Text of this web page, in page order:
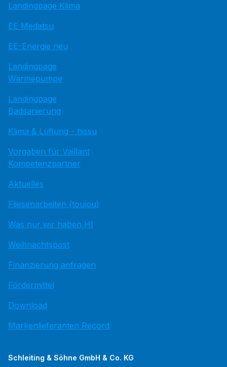
Landingpage Klima
EE Medatsu
EE-Energie neu
Landingpage
Wärmepumpe
Landingpage
Badsanierung
Klima & Lüftung - hissu
Vorgaben für Vaillant
Kompetenzpartner
Aktuelles
Fliesenarbeiten (toujou)
Was nur wir haben HI
Weihnachtspost
Finanzierung anfragen
Fördermittel
Download
Markenlieferanten Record
Schleiting & Söhne GmbH & Co. KG